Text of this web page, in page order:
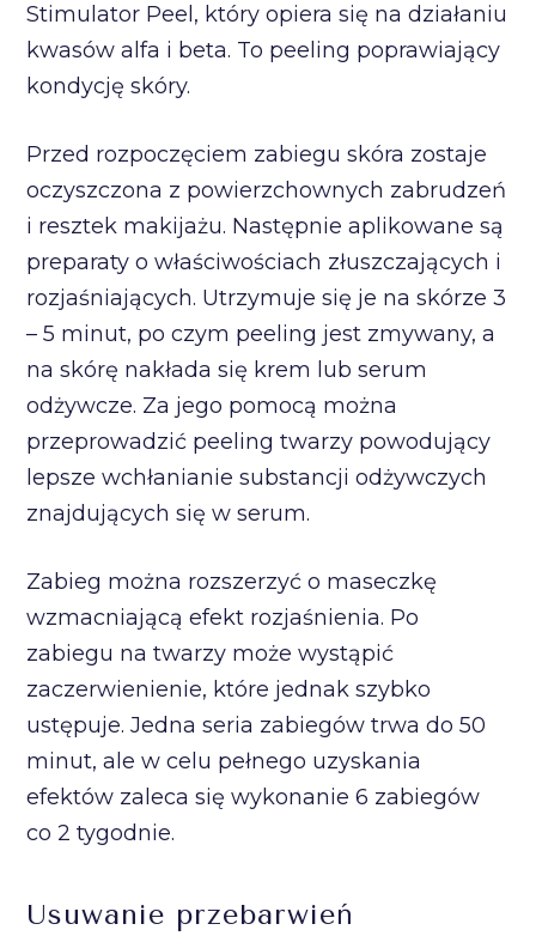
Stimulator Peel, który opiera się na działaniu
kwasów alfa i beta. To peeling poprawiający
kondycję skóry.
Przed rozpoczęciem zabiegu skóra zostaje
oczyszczona z powierzchownych zabrudzeń
i resztek makijażu. Następnie aplikowane są
preparaty o właściwościach złuszczających i
rozjaśniających. Utrzymuje się je na skórze 3
– 5 minut, po czym peeling jest zmywany, a
na skórę nakłada się krem lub serum
odżywcze. Za jego pomocą można
przeprowadzić peeling twarzy powodujący
lepsze wchłanianie substancji odżywczych
znajdujących się w serum.
Zabieg można rozszerzyć o maseczkę
wzmacniającą efekt rozjaśnienia. Po
zabiegu na twarzy może wystąpić
zaczerwienienie, które jednak szybko
ustępuje. Jedna seria zabiegów trwa do 50
minut, ale w celu pełnego uzyskania
efektów zaleca się wykonanie 6 zabiegów
co 2 tygodnie.
Usuwanie przebarwień